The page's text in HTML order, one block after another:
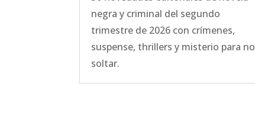
negra y criminal del segundo
trimestre de 2026 con crímenes,
suspense, thrillers y misterio para no
soltar.